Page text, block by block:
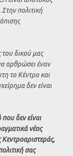
πολιτική
του δικού μας
αρθρώσει έναν
το Κέντρο και
δεν είναι
δεν είναι
νέος
σας